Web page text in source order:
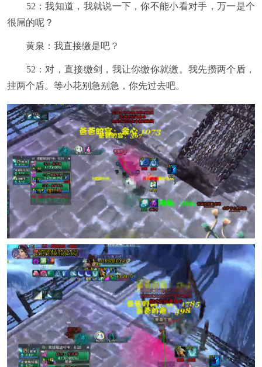
52：我知道，我就说一下，你不能小看对手，万一是个
很屌的呢？
黄泉：我直接缴是吧？
52：对，直接缴剑，我让你缴你就缴。我先攒两个盾，
挂两个盾。等小花别急别急，你先过去吧。